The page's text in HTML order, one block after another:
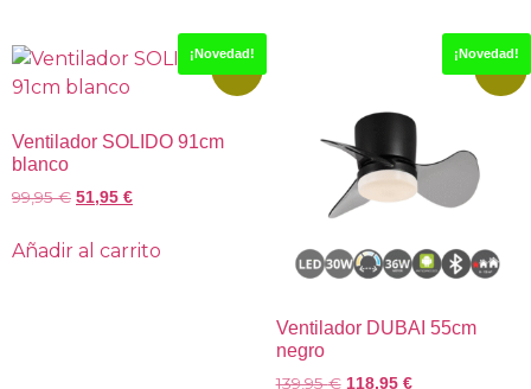
¡Novedad!
Ventilador SOLIDO 91cm
blanco
99,95€ 51,95 €
Añadir al carrito
¡Novedad!
Ventilador DUBAI 55cm
negro
139,95€ 118,95 €